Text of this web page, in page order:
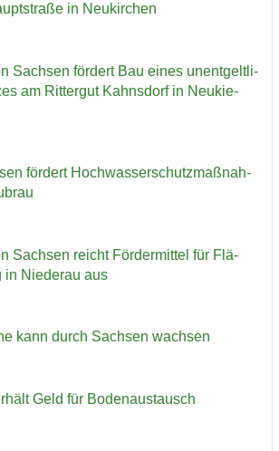
in Neu­kir­chen
Sach­sen för­dert Bau eines un­ent­gelt­li­
am Rit­ter­gut Kahns­dorf in Neu­kie­
för­dert Hoch­was­ser­schutz­maß­nah­
Sach­sen reicht För­der­mit­tel für Flä­
in Nie­der­au aus
kann durch Sach­sen wach­sen
Geld für Bo­den­aus­tausch